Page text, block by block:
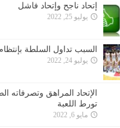
إتحاد ناجح وإتحاد فاشل
يوليو 25, 2022
السبب تداول السلطة
يوليو 24, 2022
الإتحاد المراهق وتصرفاته
تورط اللعبة
مايو 6, 2022